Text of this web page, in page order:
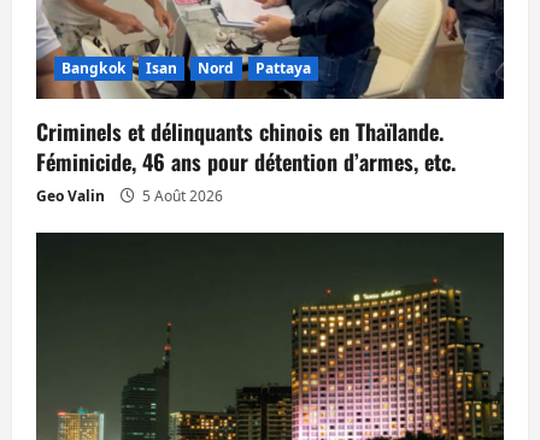
’
a
r
t
i
Bangkok Isan Nord Pattaya
Criminels et délinquants chinois en Thaïlande.
Féminicide, 46 ans pour détention d’armes, etc.
Geo Valin 5 Août 2026